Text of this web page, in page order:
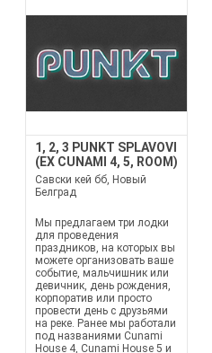
1, 2, 3 PUNKT SPLAVOVI
(EX CUNAMI 4, 5, ROOM)
Савски кей бб, Новый
Белград
Мы предлагаем три лодки
для проведения
праздников, на которых вы
можете организовать ваше
событие, мальчишник или
девичник, день рождения,
корпоратив или просто
провести день с друзьями
на реке. Ранее мы работали
под названиями Cunami
House 4, Cunami House 5 и